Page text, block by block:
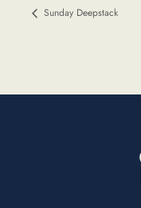
Sunday Deepstack